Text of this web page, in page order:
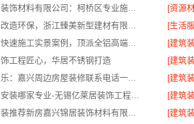
[资源
[生活
[建筑
工程匠心，华居不锈钢打造 [建筑
[建筑
[建筑
[建筑